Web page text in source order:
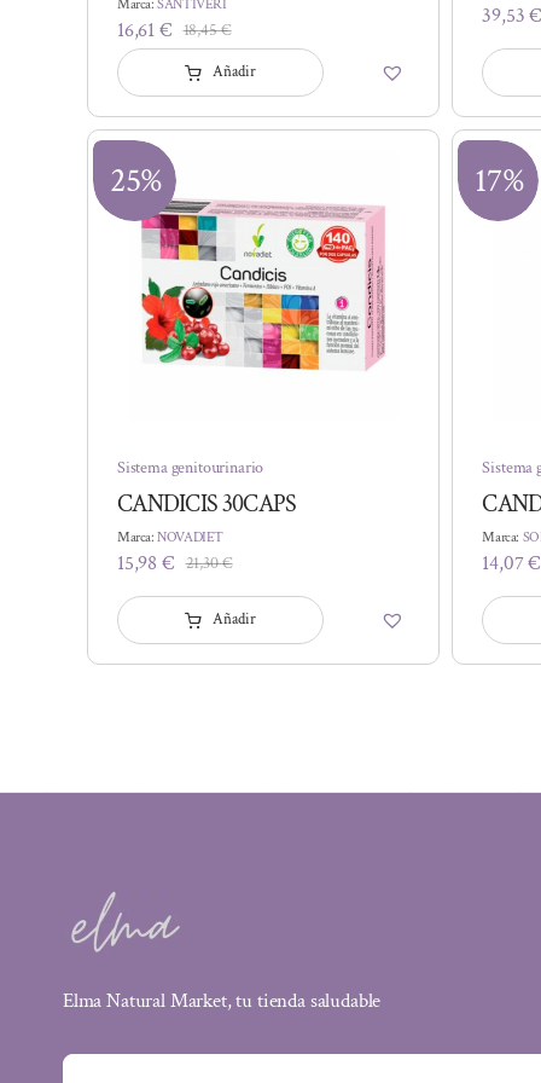
Marca:SANTIVERI
18,45€El
precio
original
era:
16,61€
El
precio
actual
es:
Añadir
39,53€
25%
Sistema genitourinario
CANDICIS 30CAPS
Marca:NOVADIET
21,30€El
precio
original
15,98 €
El
precio
actual
Añadir
17%
Sistema
Marca:
14,07€
Elma Natural Market, tu tienda saludable